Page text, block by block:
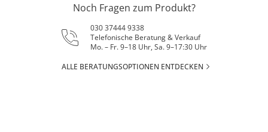
Noch Fragen zum Produkt?
030 37444 9338
Telefonische Beratung & Verkauf
Mo. – Fr. 9–18 Uhr, Sa. 9–17:30 Uhr
ALLE BERATUNGSOPTIONEN ENTDECKEN